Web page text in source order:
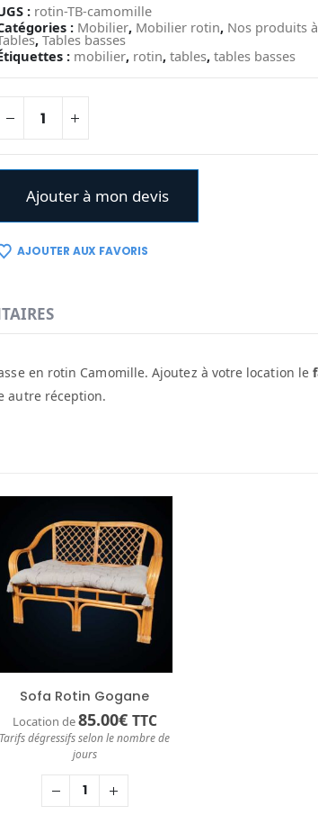
: rotin-TB-camomille
: Mobilier, Mobilier rotin, Nos produits
, Tables basses
: mobilier, rotin, tables, tables basses
Ajouter à mon devis
AJOUTER AUX FAVORIS
en rotin Camomille. Ajoutez à votre location le
autre réception.
Sofa Rotin Gogane
Location de85.00€ TTC
Tarifs dégressifs selon le nombre de
jours